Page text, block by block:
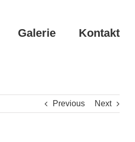
Galerie Kontakt
Previous Next